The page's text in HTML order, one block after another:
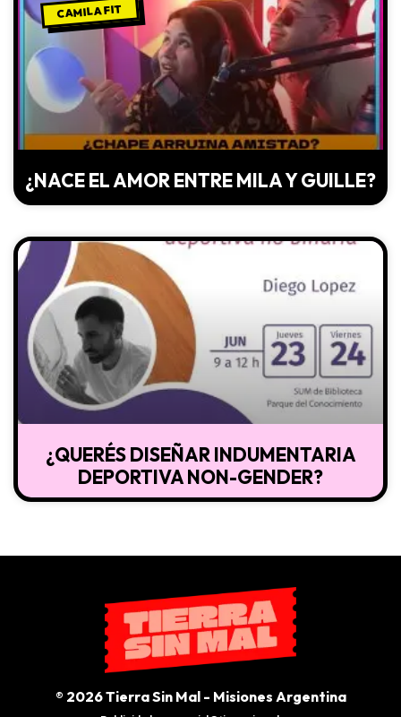
CAMILA FIT
¿NACE EL AMOR ENTRE MILA Y GUILLE?
¿QUERÉS DISEÑAR INDUMENTARIA
DEPORTIVA NON-GENDER?
® 2026 Tierra Sin Mal - Misiones Argentina